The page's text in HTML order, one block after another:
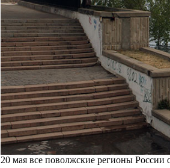
20 мая все поволжские регионы